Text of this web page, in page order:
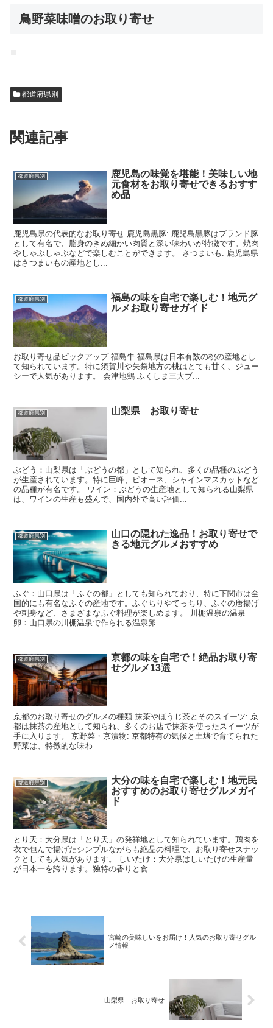
鳥野菜味噌のお取り寄せ
都道府県別
関連記事
都道府県別
鹿児島の味覚を堪能！美味しい地
元食材をお取り寄せできるおすす
め品
鹿児島県の代表的なお取り寄せ 鹿児島黒豚: 鹿児島黒豚はブランド豚
として有名で、脂身のきめ細かい肉質と深い味わいが特徴です。焼肉
やしゃぶしゃぶなどで楽しむことができます。 さつまいも: 鹿児島県
はさつまいもの産地とし...
都道府県別
福島の味を自宅で楽しむ！地元グ
ルメお取り寄せガイド
お取り寄せ品ピックアップ 福島牛 福島県は日本有数の桃の産地とし
て知られています。特に須賀川や矢祭地方の桃はとても甘く、ジュー
シーで人気があります。 会津地鶏 ふくしま三大ブ...
都道府県別 山梨県 お取り寄せ
ぶどう：山梨県は「ぶどうの都」として知られ、多くの品種のぶどう
が生産されています。特に巨峰、ピオーネ、シャインマスカットなど
の品種が有名です。 ワイン：ぶどうの生産地として知られる山梨県
は、ワインの生産も盛んで、国内外で高い評価...
都道府県別
山口の隠れた逸品！お取り寄せで
きる地元グルメおすすめ
ふぐ：山口県は「ふぐの都」としても知られており、特に下関市は全
国的にも有名なふぐの産地です。ふぐちりやてっちり、ふぐの唐揚げ
や刺身など、さまざまなふぐ料理が楽しめます。 川棚温泉の温泉
卵：山口県の川棚温泉で作られる温泉卵...
都道府県別
京都の味を自宅で！絶品お取り寄
せグルメ13選
京都のお取り寄せのグルメの種類 抹茶やほうじ茶とそのスイーツ: 京
都は抹茶の産地として知られ、多くのお店で抹茶を使ったスイーツが
手に入ります。 京野菜・京漬物: 京都特有の気候と土壌で育てられた
野菜は、特徴的な味わ...
都道府県別
大分の味を自宅で楽しむ！地元民
おすすめのお取り寄せグルメガイ
ド
とり天：大分県は「とり天」の発祥地として知られています。鶏肉を
衣で包んで揚げたシンプルながらも絶品の料理で、お取り寄せスナッ
クとしても人気があります。 しいたけ：大分県はしいたけの生産量
が日本一を誇ります。独特の香りと食...
宮崎の美味しいをお届け！人気のお取り寄せグル
メ情報
山梨県 お取り寄せ